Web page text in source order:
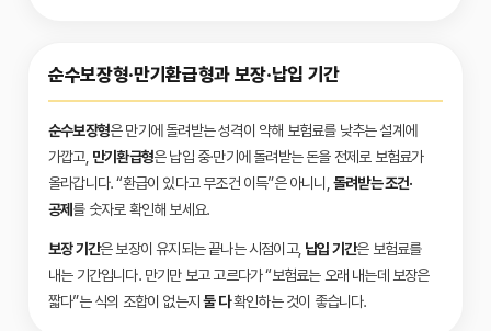
순수보장형·만기환급형과 보장·납입 기간
순수보장형은 만기에 돌려받는 성격이 약해 보험료를 낮추는 설계에
가깝고, 만기환급형은 납입 중·만기에 돌려받는 돈을 전제로 보험료가
올라갑니다. “환급이 있다고 무조건 이득”은 아니니, 돌려받는 조건·
공제 를 숫자로 확인해 보세요.
보장 기간은 보장이 유지되는 끝나는 시점이고, 납입 기간은 보험료를
내는 기간입니다. 만기만 보고 고르다가 “보험료는 오래 내는데 보장은
짧다”는 식의 조합이 없는지둘 다확인하는 것이 좋습니다.